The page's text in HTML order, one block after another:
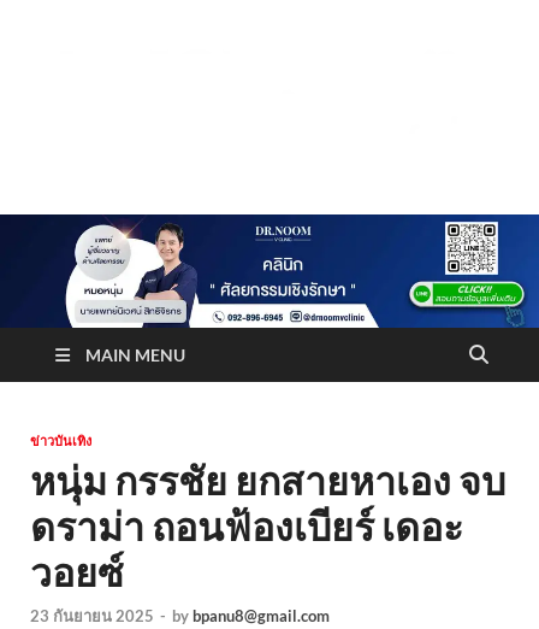
Truststoreonline
MAIN MENU
ข่าวบันเทิง
หนุ่ม กรรชัย ยกสายหาเอง จบ
ดราม่า ถอนฟ้องเบียร์ เดอะ
วอยซ์
23 กันยายน 2025 - bybpanu8@gmail.com